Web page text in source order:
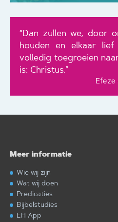
“Dan zullen we, door
houden en elkaar
volledig toegroeien
is: Christus.”
Efeze
Meer informatie
Wie wij zijn
Wat wij doen
Predicaties
Bijbelstudies
EH App